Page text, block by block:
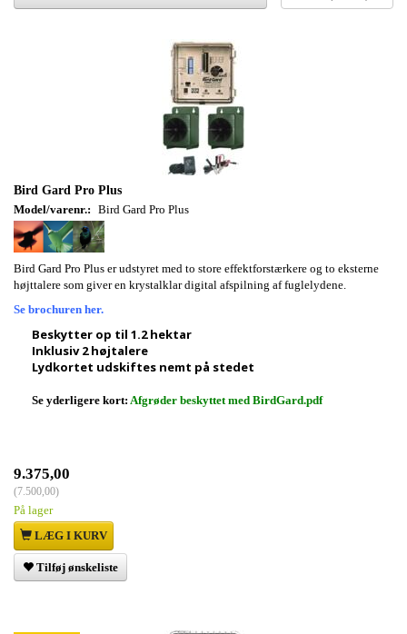
Bird Gard Pro Plus
Model/varenr.: Bird Gard Pro Plus
Bird Gard Pro Plus er udstyret med to store effektforstærkere og to eksterne
højttalere som giver en krystalklar digital afspilning af fuglelydene.
Se brochuren her.
Beskytter op til 1.2 hektar
Inklusiv 2 højtalere
Lydkortet udskiftes nemt på stedet
Se yderligere kort: Afgrøder beskyttet med BirdGard.pdf
9.375,00
(7.500,00)
På lager
LÆG I KURV
Tilføj ønskeliste